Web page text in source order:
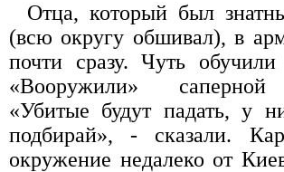
Отца, который был
(всю округу обшивал), в
почти сразу. Чуть
«Вооружили» саперной
«Убитые будут падать, у
подбирай», - сказали.
окружение недалеко от